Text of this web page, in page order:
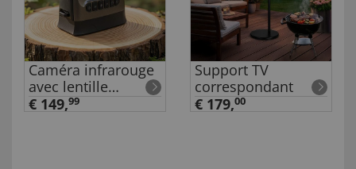
Caméra infrarouge
avec lentille
orientable
€ 149,99
Support TV
correspondant
€ 179,00